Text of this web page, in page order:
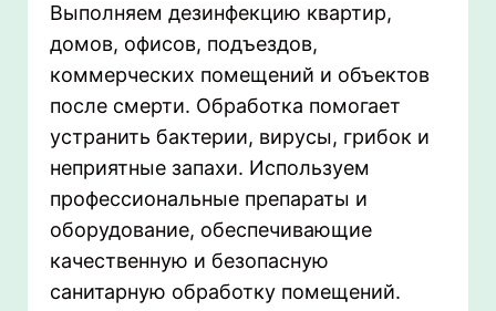
Выполняем дезинфекцию квартир,
домов, офисов, подъездов,
коммерческих помещений и объектов
после смерти. Обработка помогает
устранить бактерии, вирусы, грибок и
неприятные запахи. Используем
профессиональные препараты и
оборудование, обеспечивающие
качественную и безопасную
санитарную обработку помещений.